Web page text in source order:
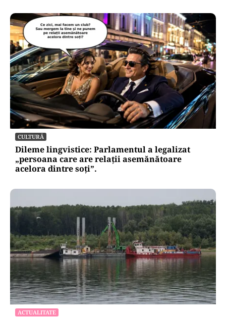
CULTURĂ
Dileme lingvistice: Parlamentul a legalizat
„persoana care are relații asemănătoare
acelora dintre soți”.
ACTUALITATE